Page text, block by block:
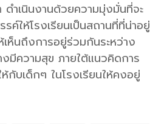
เนินงานด้วยความมุ่งมั่นที่จะ
ค์ให้โรงเรียนเป็นสถานที่ที่น่าอยู่
เห็นถึงการอยู่ร่วมกันระหว่าง
มีความสุข ภายใต้แนวคิดการ
กับเด็กๆ ในโรงเรียนให้คงอยู่